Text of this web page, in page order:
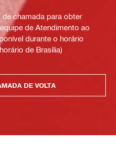
chamada para obter
de Atendimento ao
durante o horário
de Brasília)
DE VOLTA